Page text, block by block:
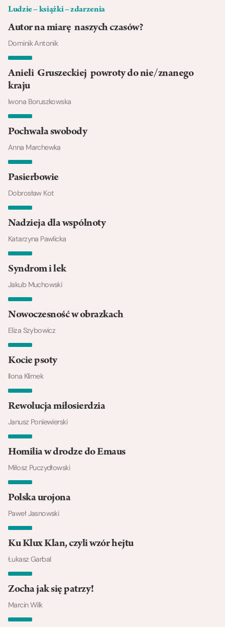
Ludzie – książki – zdarzenia
Autor na miarę naszych czasów?
Dominik Antonik
Anieli Gruszeckiej powroty do nie/znanego
kraju
Iwona Boruszkowska
Pochwała swobody
Anna Marchewka
Pasierbowie
Dobrosław Kot
Nadzieja dla wspólnoty
Katarzyna Pawlicka
Syndrom i lek
Jakub Muchowski
Nowoczesność w obrazkach
Eliza Szybowicz
Kocie psoty
Ilona Klimek
Rewolucja miłosierdzia
Janusz Poniewierski
Homilia w drodze do Emaus
Miłosz Puczydłowski
Polska urojona
Paweł Jasnowski
Ku Klux Klan, czyli wzór hejtu
Łukasz Garbal
Zocha jak się patrzy!
Marcin Wilk